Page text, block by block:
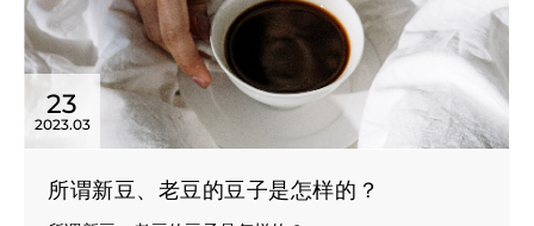
23
2023.03
所谓新豆、老豆的豆子是怎样的？